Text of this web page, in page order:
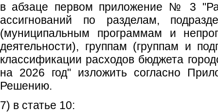
в абзаце первом приложение № 3
ассигнований по разделам,
(муниципальным программам и
деятельности), группам (группам и
классификации расходов бюджета
на 2026 год" изложить согласно
Решению.
7) в статье 10: